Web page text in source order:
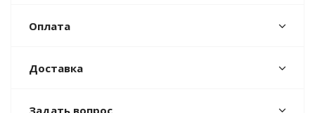
Оплата
Доставка
Задать вопрос